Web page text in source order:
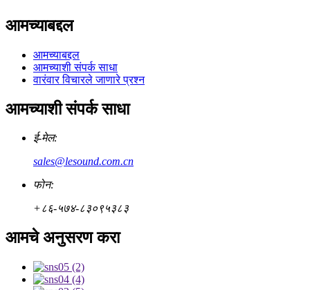
आमच्याबद्दल
आमच्याबद्दल
आमच्याशी संपर्क साधा
वारंवार विचारले जाणारे प्रश्न
आमच्याशी संपर्क साधा
ई-मेल:
sales@lesound.com.cn
फोन:
+८६-५७४-८३०९५३८३
आमचे अनुसरण करा